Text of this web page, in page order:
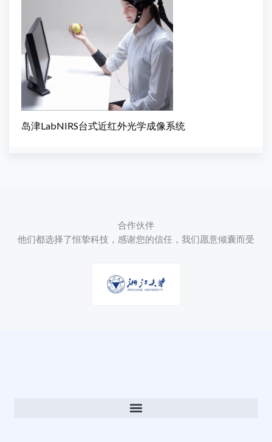
岛津LabNIRS台式近红外光学成像系统
合作伙伴
他们都选择了恒挚科技，感谢您的信任，我们愿意倾囊而受